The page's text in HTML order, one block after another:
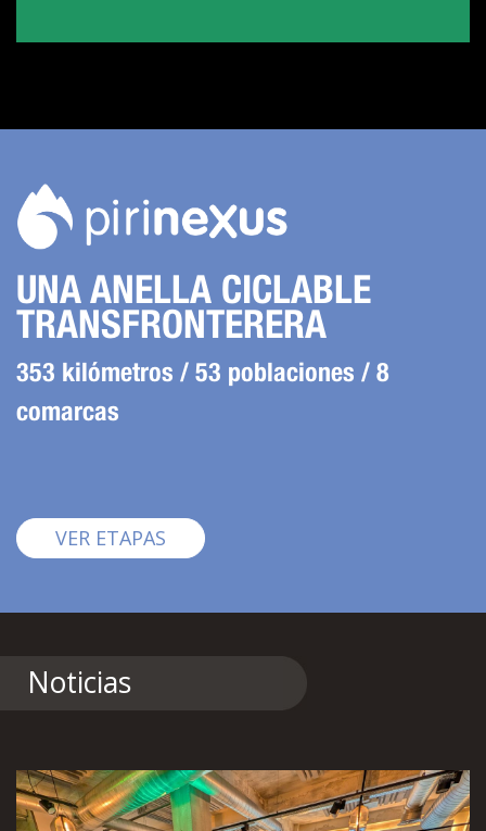
UNA ANELLA CICLABLE
TRANSFRONTERERA
353 kilómetros / 53 poblaciones / 8
comarcas
VER ETAPAS Pirinexus
Noticias